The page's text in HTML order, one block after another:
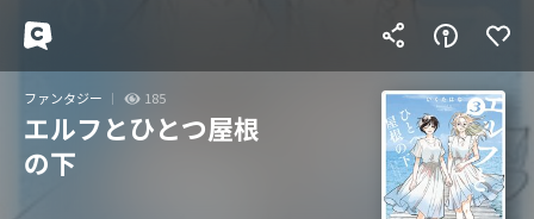
ファンタジー 185
エルフとひとつ屋根
の下